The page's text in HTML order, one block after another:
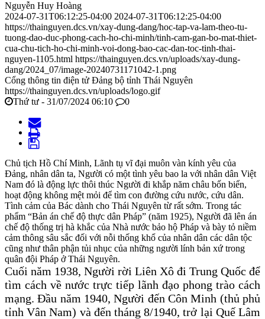
Nguyễn Huy Hoàng
2024-07-31T06:12:25-04:00 2024-07-31T06:12:25-04:00
https://thainguyen.dcs.vn/xay-dung-dang/hoc-tap-va-lam-theo-tu-
tuong-dao-duc-phong-cach-ho-chi-minh/tinh-cam-gan-bo-mat-thiet-
cua-chu-tich-ho-chi-minh-voi-dong-bao-cac-dan-toc-tinh-thai-
nguyen-1105.html https://thainguyen.dcs.vn/uploads/xay-dung-
dang/2024_07/image-20240731171042-1.png
Cổng thông tin điện tử Đảng bộ tỉnh Thái Nguyên
https://thainguyen.dcs.vn/uploads/logo.gif
Thứ tư - 31/07/2024 06:10
0
Chủ tịch Hồ Chí Minh, Lãnh tụ vĩ đại muôn vàn kính yêu của
Đảng, nhân dân ta, Người có một tình yêu bao la với nhân dân Việt
Nam đó là động lực thôi thúc Người đi khắp năm châu bốn biển,
hoạt động không mệt mỏi để tìm con đường cứu nước, cứu dân.
Tình cảm của Bác dành cho Thái Nguyên từ rất sớm. Trong tác
phẩm “Bản án chế độ thực dân Pháp” (năm 1925), Người đã lên án
chế độ thống trị hà khắc của Nhà nước bảo hộ Pháp và bày tỏ niềm
cảm thông sâu sắc đối với nỗi thống khổ của nhân dân các dân tộc
cũng như thân phận tủi nhục của những người lính bản xứ trong
quân đội Pháp ở Thái Nguyên.
Cuối năm 1938, Người rời Liên Xô đi Trung Quốc để
tìm cách về nước trực tiếp lãnh đạo phong trào cách
mạng. Đầu năm 1940, Người đến Côn Minh (thủ phủ
tỉnh Vân Nam) và đến tháng 8/1940, trở lại Quế Lâm